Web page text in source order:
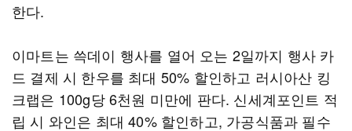
한다.
이마트는 쓱데이 행사를 열어 오는 2일까지 행사 카
드 결제 시 한우를 최대 50% 할인하고 러시아산 킹
크랩은 100g당 6천원 미만에 판다. 신세계포인트 적
립 시 와인은 최대 40% 할인하고, 가공식품과 필수